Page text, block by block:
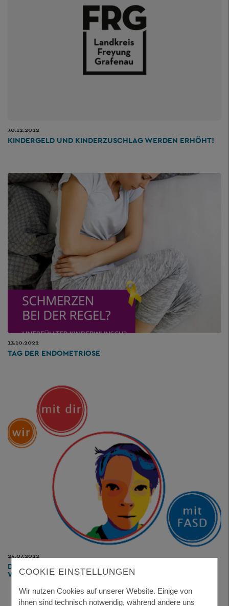
30.12.2022
KINDERGELD UND KINDERZUSCHLAG WERDEN ERHÖHT!
13.10.2022
TAG DER ENDOMETRIOSE
25.07.2022
DEUTSCHES FASD KOMPETENZZENTRUM BAYERN – WIR
WOLLEN MEHR ERREICHEN!
COOKIE EINSTELLUNGEN
Wir nutzen Cookies auf unserer Website. Einige von
ihnen sind technisch notwendig, während andere uns